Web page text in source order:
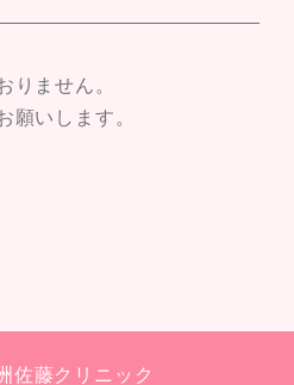
りません。
願いします。
佐藤クリニック